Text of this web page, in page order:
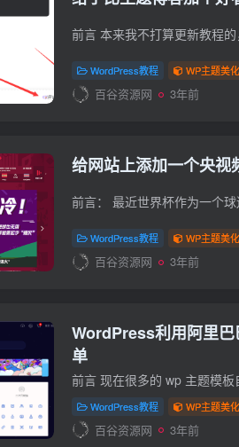
WordPress教程 WP主题美化
百谷资源网 3年前
给网站上添加一个央视
WordPress教程 WP主题美化
百谷资源网 3年前
WordPress利用阿里
单
WordPress教程 WP主题美化
百谷资源网 3年前